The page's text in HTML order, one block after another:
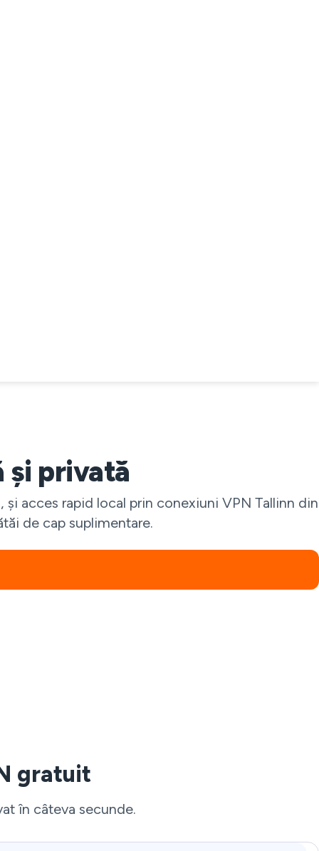
și privată
acces rapid local prin conexiuni VPN Tallinn din
de cap suplimentare.
gratuit
în câteva secunde.